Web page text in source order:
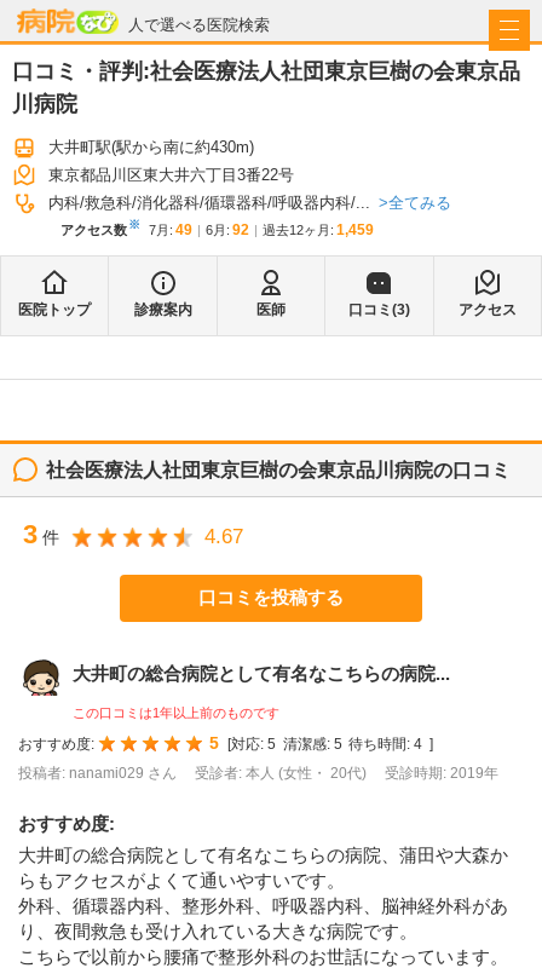
人で選べる医院検索
病院なび
口コミ・評判:社会医療法人社団東京巨樹の会東京品
川病院
大井町駅(駅から南に約430m)
東京都品川区東大井六丁目3番22号
内科 救急科 消化器科 循環器科 呼吸器内科 ... 全てみる
アクセス数※ 7月 : 49 6月 : 92 過去12ヶ月: 1,459
医院トップ 診療案内 医師 口コミ(3) アクセス
社会医療法人社団東京巨樹の会東京品川病院の口コミ
3 件 4.67
口コミを投稿する
大井町の総合病院として有名なこちらの病院...
この口コミは1年以上前のものです
おすすめ度: 5 [対応: 5 清潔感: 5 待ち時間: 4 ]
投稿者: nanami029 さん
受診者: 本人 (女性・ 20代) 受診時期: 2019年
おすすめ度:
大井町の総合病院として有名なこちらの病院、蒲田や大森か
らもアクセスがよくて通いやすいです。
外科、循環器内科、整形外科、呼吸器内科、脳神経外科があ
り、夜間救急も受け入れている大きな病院です。
こちらで以前から腰痛で整形外科のお世話になっています。